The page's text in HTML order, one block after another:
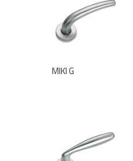
MIKI G